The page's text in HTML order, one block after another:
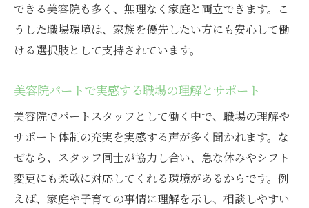
できる美容院も多く、無理なく家庭と両立できます。こ
うした職場環境は、家族を優先したい方にも安心して働
ける選択肢として支持されています。
美容院パートで実感する職場の理解とサポート
美容院でパートスタッフとして働く中で、職場の理解や
サポート体制の充実を実感する声が多く聞かれます。な
ぜなら、スタッフ同士が協力し合い、急な休みやシフト
変更にも柔軟に対応してくれる環境があるからです。例
えば、家庭や子育ての事情に理解を示し、相談しやすい